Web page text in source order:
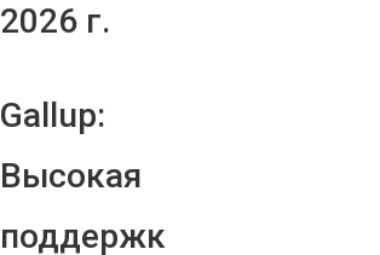
2026 г.
Gallup:
Высокая
поддержк